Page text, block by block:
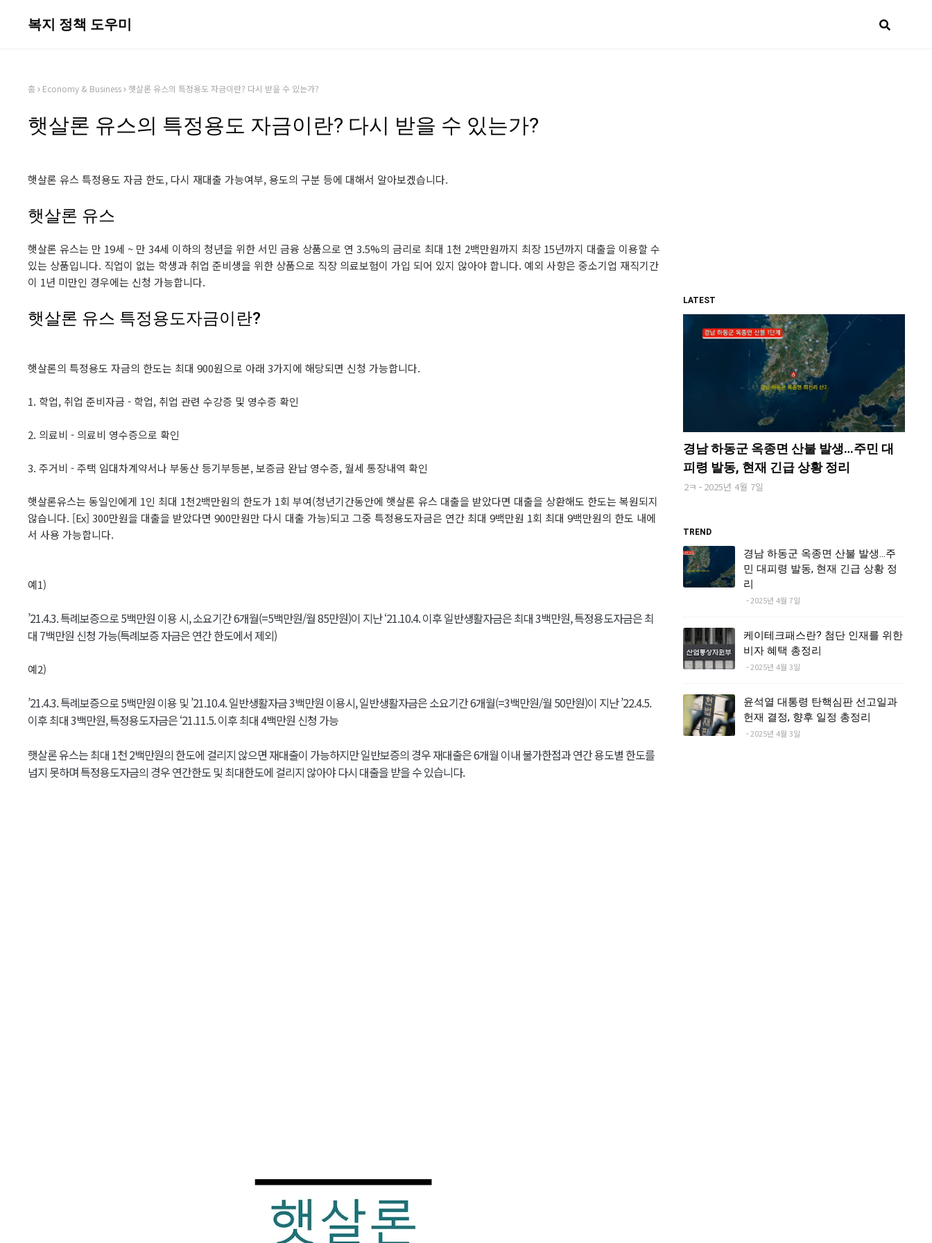
복지 정책 도우미
홈 Economy & Business 햇살론 유스의 특정용도 자금이란? 다시 받을 수 있는가?
햇살론 유스의 특정용도 자금이란? 다시 받을 수 있는가?
햇살론 유스 특정용도 자금 한도, 다시 재대출 가능여부, 용도의 구분 등에 대해서 알아보겠습니다.
햇살론 유스
햇살론 유스는 만 19세 ~ 만 34세 이하의 청년을 위한 서민 금융 상품으로 연 3.5%의 금리로 최대 1천 2백만원까지 최장 15년까지 대출을 이용할 수
있는 상품입니다. 직업이 없는 학생과 취업 준비생을 위한 상품으로 직장 의료보험이 가입 되어 있지 않아야 합니다. 예외 사항은 중소기업 재직기간
이 1년 미만인 경우에는 신청 가능합니다.
햇살론 유스 특정용도자금이란?
햇살론의 특정용도 자금의 한도는 최대 900원으로 아래 3가지에 해당되면 신청 가능합니다.
1. 학업, 취업 준비자금 - 학업, 취업 관련 수강증 및 영수증 확인
2. 의료비 - 의료비 영수증으로 확인
3. 주거비 - 주택 임대차계약서나 부동산 등기부등본, 보증금 완납 영수증, 월세 통장내역 확인
햇살론유스는 동일인에게 1인 최대 1천2백만원의 한도가 1회 부여(청년기간동안에 햇살론 유스 대출을 받았다면 대출을 상환해도 한도는 복원되지
않습니다. [Ex] 300만원을 대출을 받았다면 900만원만 다시 대출 가능)되고 그중 특정용도자금은 연간 최대 9백만원 1회 최대 9백만원의 한도 내에
서 사용 가능합니다.
예1)
’21.4.3. 특례보증으로 5백만원 이용 시, 소요기간 6개월(=5백만원/월 85만원)이 지난 ‘21.10.4. 이후 일반생활자금은 최대 3백만원, 특정용도자금은 최
대 7백만원 신청 가능(특례보증 자금은 연간 한도에서 제외)
예2)
’21.4.3. 특례보증으로 5백만원 이용 및 ’21.10.4. 일반생활자금 3백만원 이용시, 일반생활자금은 소요기간 6개월(=3백만원/월 50만원)이 지난 ’22.4.5.
이후 최대 3백만원, 특정용도자금은 ‘21.11.5. 이후 최대 4백만원 신청 가능
햇살론 유스는 최대 1천 2백만원의 한도에 걸리지 않으면 재대출이 가능하지만 일반보증의 경우 재대출은 6개월 이내 불가한점과 연간 용도별 한도를
넘지 못하며 특정용도자금의 경우 연간한도 및 최대한도에 걸리지 않아야 다시 대출을 받을 수 있습니다.
LATEST
경남 하동군 옥종면 산불 발생…주민 대
피령 발동, 현재 긴급 상황 정리
2ㅋ 2025년 4월 7일
TREND
경남 하동군 옥종면 산불 발생…주
민 대피령 발동, 현재 긴급 상황 정
리
2025년 4월 7일
케이테크패스란? 첨단 인재를 위한
비자 혜택 총정리
2025년 4월 3일
윤석열 대통령 탄핵심판 선고일과
헌재 결정, 향후 일정 총정리
2025년 4월 3일